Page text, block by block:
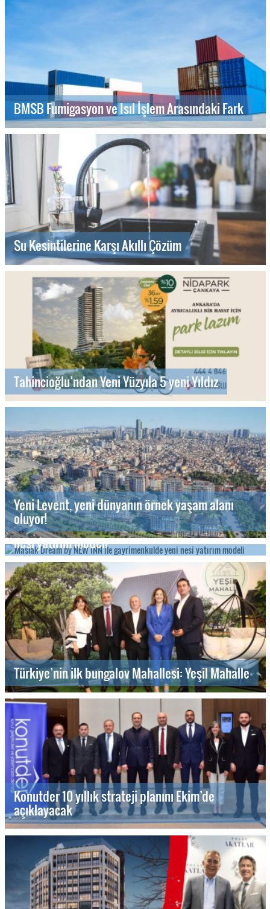
BMSB Fumigasyon ve Isıl İşlem Arasındaki Fark
Su Kesintilerine Karşı Akıllı Çözüm
Tahincioğlu’ndan Yeni Yüzyıla 5 yeni Yıldız
Yeni Levent, yeni dünyanın örnek yaşam alanı
oluyor!
Maslak Dream by NEW INN ile gayrimenkulde yeni
nesi yatırım modeli
Türkiye’nin ilk bungalov Mahallesi: Yeşil Mahalle
Konutder 10 yıllık strateji planını Ekim’de
açıklayacak